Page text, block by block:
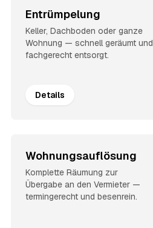
Entrümpelung
Keller, Dachboden oder ganze
Wohnung — schnell geräumt und
fachgerecht entsorgt.
Details
Wohnungsauflösung
Komplette Räumung zur
Übergabe an den Vermieter —
termingerecht und besenrein.